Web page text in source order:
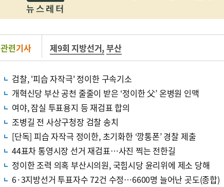
관련기사 제9회 지방선거,부산
검찰, '피습 자작극' 정이한 구속기소
개혁신당 부산 공천 줄줄이 받은 ‘정이한 父’ 온병원 인맥
여야, 잠실 투표용지 등 재검표 합의
조병길 전 사상구청장 검찰 송치
[단독] 피습 자작극 정이한, 초기화한 ‘깡통폰’ 경찰 제출
44표차 통영시장 선거 재검표…사진 찍는 전한길
정이한 조력 의혹 부산시의원, 국힘시당 윤리위에 제소 당해
6·3지방선거 투표자수 72건 수정…6600명 늘어난 곳도(종합)